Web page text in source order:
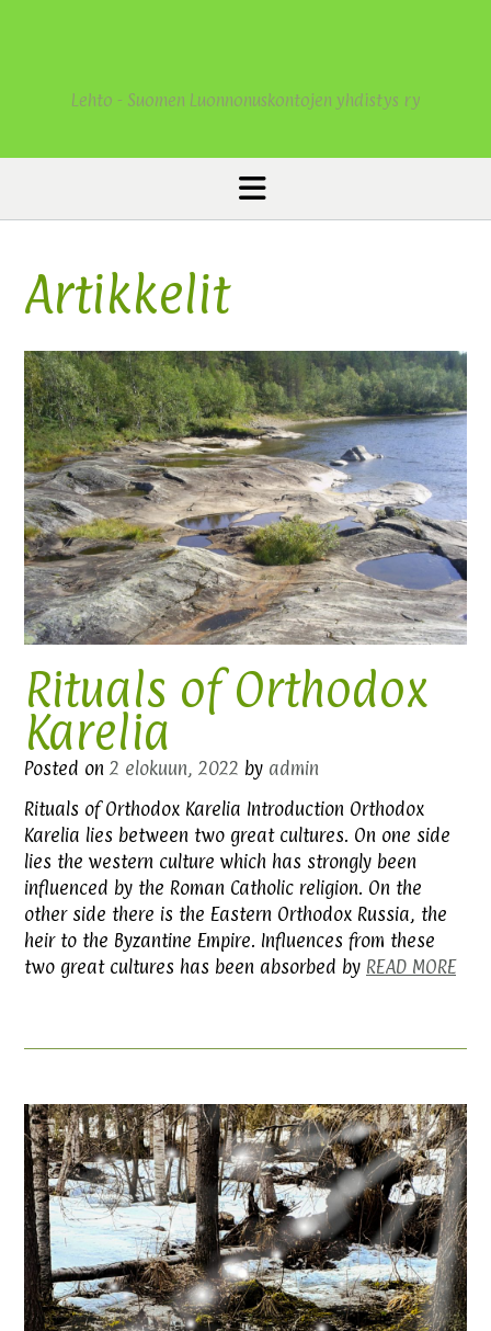
t
Lehto - Suomen Luonnonuskontojen yhdistys ry
Artikkelit
Rituals of Orthodox
Karelia
Posted on 2 elokuun, 2022 by admin
Rituals of Orthodox Karelia Introduction Orthodox
Karelia lies between two great cultures. On one side
lies the western culture which has strongly been
influenced by the Roman Catholic religion. On the
other side there is the Eastern Orthodox Russia, the
heir to the Byzantine Empire. Influences from these
two great cultures has been absorbed by READ MORE